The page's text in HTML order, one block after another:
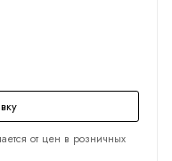
от цен в розничных